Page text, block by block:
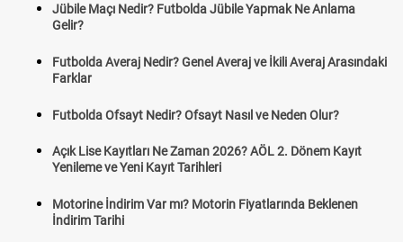
Jübile Maçı Nedir? Futbolda Jübile Yapmak Ne Anlama
Gelir?
Futbolda Averaj Nedir? Genel Averaj ve İkili Averaj Arasındaki
Farklar
Futbolda Ofsayt Nedir? Ofsayt Nasıl ve Neden Olur?
Açık Lise Kayıtları Ne Zaman 2026? AÖL 2. Dönem Kayıt
Yenileme ve Yeni Kayıt Tarihleri
Motorine İndirim Var mı? Motorin Fiyatlarında Beklenen
İndirim Tarihi